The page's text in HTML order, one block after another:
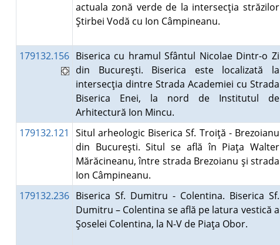
actuala zonă verde de la intersecţia străzilor
Ştirbei Vodă cu Ion Câmpineanu.
179132.156 Biserica cu hramul Sfântul Nicolae Dintr-o Zi
din Bucureşti. Biserica este localizată la
intersecţia dintre Strada Academiei cu Strada
Biserica Enei, la nord de Institutul de
Arhitectură Ion Mincu.
179132.121
Situl arheologic Biserica Sf. Troiţă - Brezoianu
din Bucureşti. Situl se află în Piaţa Walter
Mărăcineanu, între strada Brezoianu şi strada
Ion Câmpineanu.
179132.236 Biserica Sf. Dumitru - Colentina. Biserica Sf.
Dumitru – Colentina se află pe latura vestică a
Şoselei Colentina, la N-V de Piaţa Obor.